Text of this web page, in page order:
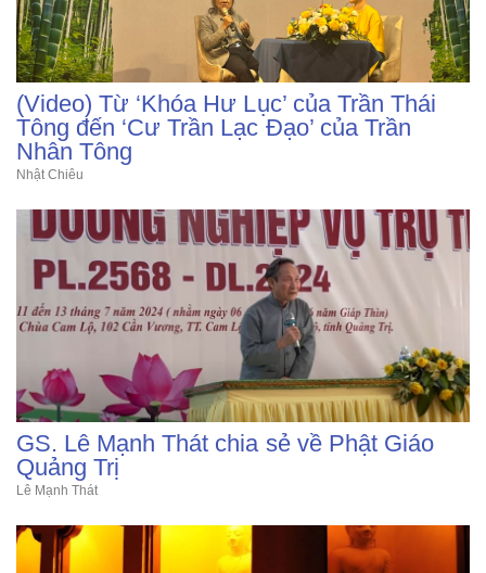
(Video) Từ ‘Khóa Hư Lục’ của Trần Thái
Tông đến ‘Cư Trần Lạc Đạo’ của Trần
Nhân Tông
Nhật Chiêu
GS. Lê Mạnh Thát chia sẻ về Phật Giáo
Quảng Trị
Lê Mạnh Thát